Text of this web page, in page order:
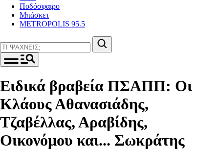
Ποδόσφαιρο
Μπάσκετ
METROPOLIS 95.5
Ειδικά βραβεία ΠΣΑΠΠ: Οι
Κλάους Αθανασιάδης,
Τζαβέλλας, Αραβίδης,
Οικονόμου και... Σωκράτης